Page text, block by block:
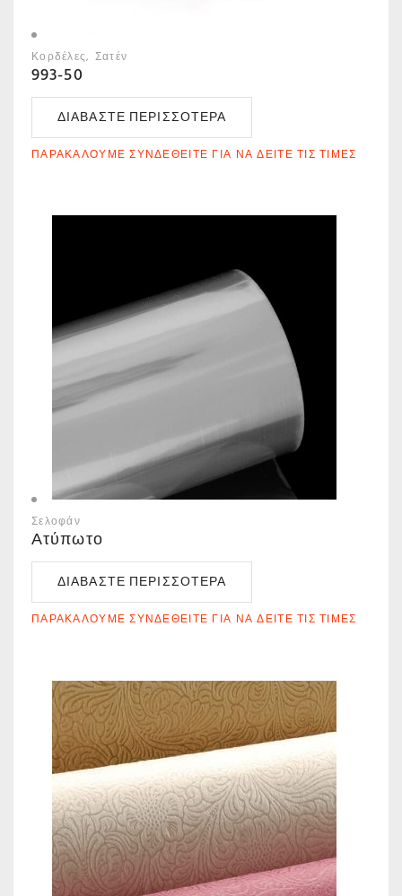
Κορδέλες Σατέν
993-50
ΔΙΑΒΆΣΤΕ ΠΕΡΙΣΣΌΤΕΡΑ
ΠΑΡΑΚΑΛΟΎΜΕ ΣΥΝΔΕΘΕΊΤΕ ΓΙΑ ΝΑ ΔΕΊΤΕ ΤΙΣ ΤΙΜΈΣ
Σελοφάν
Ατύπωτο
ΔΙΑΒΆΣΤΕ ΠΕΡΙΣΣΌΤΕΡΑ
ΠΑΡΑΚΑΛΟΎΜΕ ΣΥΝΔΕΘΕΊΤΕ ΓΙΑ ΝΑ ΔΕΊΤΕ ΤΙΣ ΤΙΜΈΣ